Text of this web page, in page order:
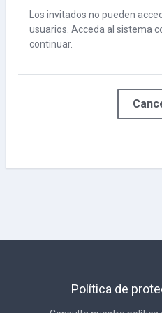
Los invitados no pueden
usuarios. Acceda al sistema
continuar.
Política de